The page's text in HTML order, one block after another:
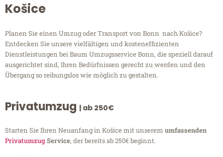
Košice
Planen Sie einen Umzug oder Transport von Bonn nach Košice?
Entdecken Sie unsere vielfältigen und kosteneffizienten
Dienstleistungen bei Baum Umzugsservice Bonn, die speziell darauf
ausgerichtet sind, Ihren Bedürfnissen gerecht zu werden und den
Übergang so reibungslos wie möglich zu gestalten.
Privatumzug | ab 250€
Starten Sie Ihren Neuanfang in Košice mit unserem umfassenden
PrivatumzugService, der bereits ab 250€ beginnt.